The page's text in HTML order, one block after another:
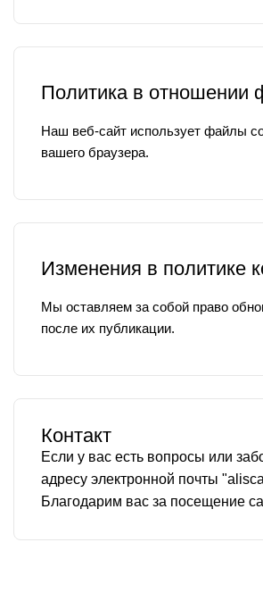
Политика в отношении
Наш веб-сайт использует файлы
вашего браузера.
Изменения в политике
Мы оставляем за собой право
после их публикации.
Контакт
Если у вас есть вопросы или
адресу электронной почты "
Благодарим вас за посещение